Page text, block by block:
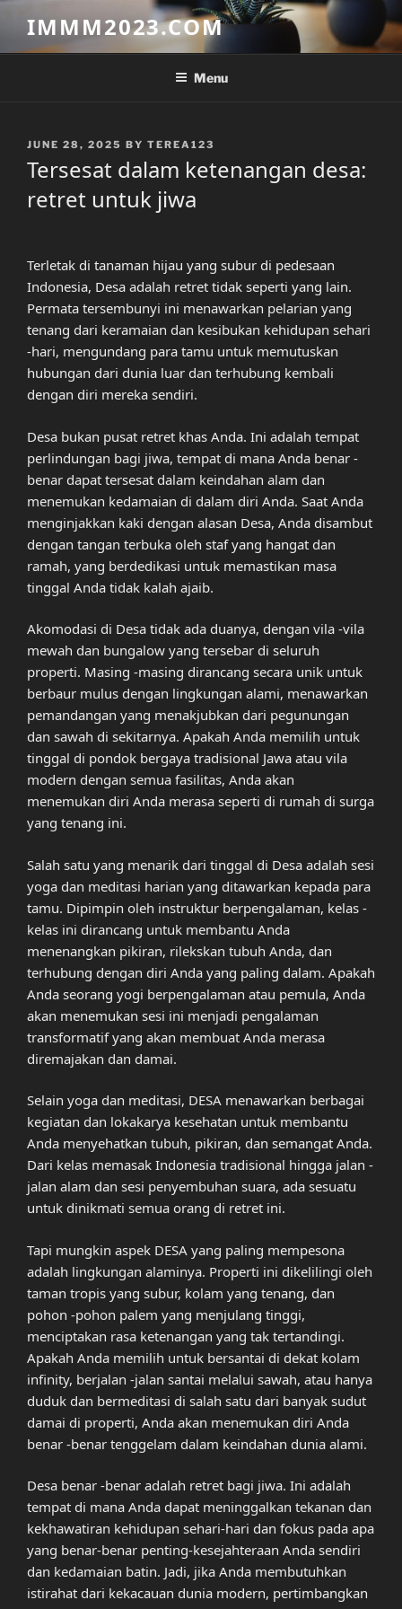
content
IMMM2023.COM
Menu
POSTED
JUNE 28, 2025 BY TEREA123
Tersesat dalam ketenangan desa:
retret untuk jiwa
Terletak di tanaman hijau yang subur di pedesaan
Indonesia, Desa adalah retret tidak seperti yang lain.
Permata tersembunyi ini menawarkan pelarian yang
tenang dari keramaian dan kesibukan kehidupan sehari
-hari, mengundang para tamu untuk memutuskan
hubungan dari dunia luar dan terhubung kembali
dengan diri mereka sendiri.
Desa bukan pusat retret khas Anda. Ini adalah tempat
perlindungan bagi jiwa, tempat di mana Anda benar -
benar dapat tersesat dalam keindahan alam dan
menemukan kedamaian di dalam diri Anda. Saat Anda
menginjakkan kaki dengan alasan Desa, Anda disambut
dengan tangan terbuka oleh staf yang hangat dan
ramah, yang berdedikasi untuk memastikan masa
tinggal Anda tidak kalah ajaib.
Akomodasi di Desa tidak ada duanya, dengan vila -vila
mewah dan bungalow yang tersebar di seluruh
properti. Masing -masing dirancang secara unik untuk
berbaur mulus dengan lingkungan alami, menawarkan
pemandangan yang menakjubkan dari pegunungan
dan sawah di sekitarnya. Apakah Anda memilih untuk
tinggal di pondok bergaya tradisional Jawa atau vila
modern dengan semua fasilitas, Anda akan
menemukan diri Anda merasa seperti di rumah di surga
yang tenang ini.
Salah satu yang menarik dari tinggal di Desa adalah sesi
yoga dan meditasi harian yang ditawarkan kepada para
tamu. Dipimpin oleh instruktur berpengalaman, kelas -
kelas ini dirancang untuk membantu Anda
menenangkan pikiran, rilekskan tubuh Anda, dan
terhubung dengan diri Anda yang paling dalam. Apakah
Anda seorang yogi berpengalaman atau pemula, Anda
akan menemukan sesi ini menjadi pengalaman
transformatif yang akan membuat Anda merasa
diremajakan dan damai.
Selain yoga dan meditasi, DESA menawarkan berbagai
kegiatan dan lokakarya kesehatan untuk membantu
Anda menyehatkan tubuh, pikiran, dan semangat Anda.
Dari kelas memasak Indonesia tradisional hingga jalan -
jalan alam dan sesi penyembuhan suara, ada sesuatu
untuk dinikmati semua orang di retret ini.
Tapi mungkin aspek DESA yang paling mempesona
adalah lingkungan alaminya. Properti ini dikelilingi oleh
taman tropis yang subur, kolam yang tenang, dan
pohon -pohon palem yang menjulang tinggi,
menciptakan rasa ketenangan yang tak tertandingi.
Apakah Anda memilih untuk bersantai di dekat kolam
infinity, berjalan -jalan santai melalui sawah, atau hanya
duduk dan bermeditasi di salah satu dari banyak sudut
damai di properti, Anda akan menemukan diri Anda
benar -benar tenggelam dalam keindahan dunia alami.
Desa benar -benar adalah retret bagi jiwa. Ini adalah
tempat di mana Anda dapat meninggalkan tekanan dan
kekhawatiran kehidupan sehari-hari dan fokus pada apa
yang benar-benar penting-kesejahteraan Anda sendiri
dan kedamaian batin. Jadi, jika Anda membutuhkan
istirahat dari kekacauan dunia modern, pertimbangkan